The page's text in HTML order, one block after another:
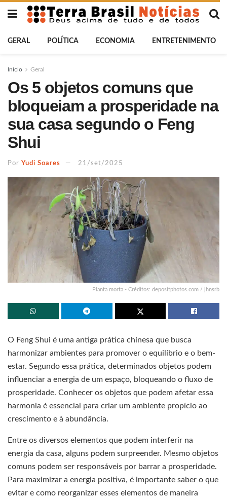
GERAL POLÍTICA ECONOMIA ENTRETENIMENTO
Início Geral
Os 5 objetos comuns que
bloqueiam a prosperidade na
sua casa segundo o Feng
Shui
Por Yudi Soares 21/set/2025
Planta morta - Créditos: depositphotos.com / jhnsrb
O Feng Shui é uma antiga prática chinesa que busca
harmonizar ambientes para promover o equilíbrio e o bem-
estar. Segundo essa prática, determinados objetos podem
influenciar a energia de um espaço, bloqueando o fluxo de
prosperidade. Conhecer os objetos que podem afetar essa
harmonia é essencial para criar um ambiente propício ao
crescimento e à abundância.
Entre os diversos elementos que podem interferir na
energia da casa, alguns podem surpreender. Mesmo objetos
comuns podem ser responsáveis por barrar a prosperidade.
Para maximizar a energia positiva, é importante saber o que
evitar e como reorganizar esses elementos de maneira